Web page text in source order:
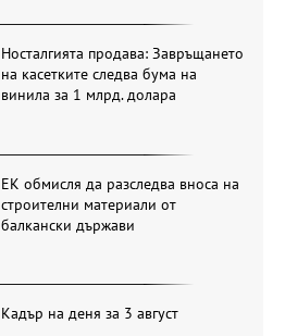
Носталгията продава: Завръщането
на касетките следва бума на
винила за 1 млрд. долара
ЕК обмисля да разследва вноса на
строителни материали от
балкански държави
Кадър на деня за 3 август